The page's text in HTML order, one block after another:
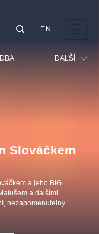
DALŠÍ
Prohlídky
Ostatní
EN
Slováčkem
a jeho BIG
a dalšími
nezapomenutelný.